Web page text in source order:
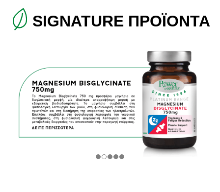
SIGNATURE ΠΡΟΪΟΝΤΑ